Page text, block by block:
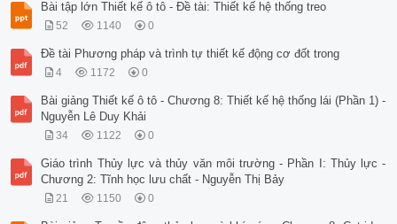
Bài tập lớn Thiết kế ô tô - Đề tài: Thiết kế hệ thống treo
52 1140 0
Đề tài Phương pháp và trình tự thiết kế động cơ đốt trong
4 1172 0
Bài giảng Thiết kế ô tô - Chương 8: Thiết kế hệ thống lái (Phần 1) -
Nguyễn Lê Duy Khải
34 1122 0
Giáo trình Thủy lực và thủy văn môi trường - Phần I: Thủy lực -
Chương 2: Tĩnh học lưu chất - Nguyễn Thị Bảy
21 1150 0